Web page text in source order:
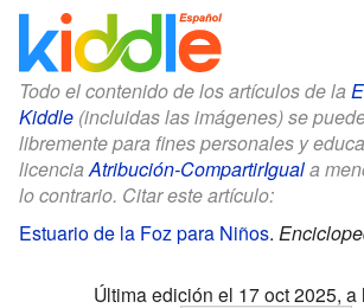
Todo el contenido de los artículos de la
Kiddle (incluidas las imágenes) se
libremente para fines personales y
licenciaAtribución-CompartirIguala
lo contrario. Citar este artículo:
Estuario de la Foz para Niños.
Última edición el 17 oct 2025, a